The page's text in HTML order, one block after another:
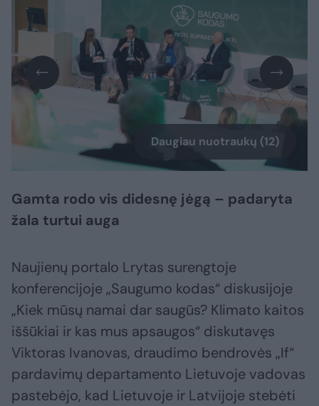
Daugiau nuotraukų (12)
Gamta rodo vis didesnę jėgą – padaryta
žala turtui auga
Naujienų portalo Lrytas surengtoje
konferencijoje „Saugumo kodas“ diskusijoje
„Kiek mūsų namai dar saugūs? Klimato kaitos
iššūkiai ir kas mus apsaugos“ diskutavęs
Viktoras Ivanovas, draudimo bendrovės „If“
pardavimų departamento Lietuvoje vadovas
pastebėjo, kad Lietuvoje ir Latvijoje stebėti